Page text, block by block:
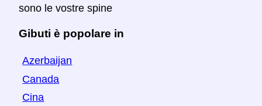
sono le vostre spine
Gibuti è popolare in
Azerbaijan
Canada
Cina